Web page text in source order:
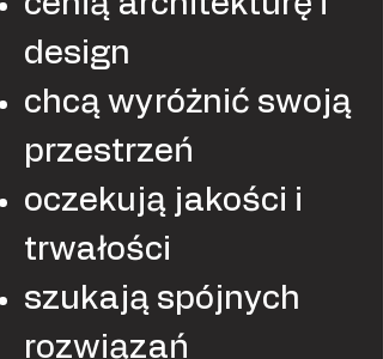
design
chcą wyróżnić swoją
przestrzeń
oczekują jakości i
trwałości
szukają spójnych
rozwiązań